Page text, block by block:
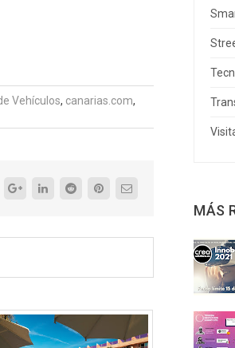
Vehículos, canarias.com,
MÁS